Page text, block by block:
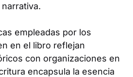
empleadas por los
en el libro reflejan
con organizaciones en
encapsula la esencia